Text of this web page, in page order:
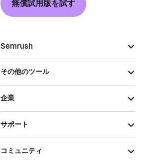
無償試用版を試す
Semrush
その他のツール
企業
サポート
コミュニティ